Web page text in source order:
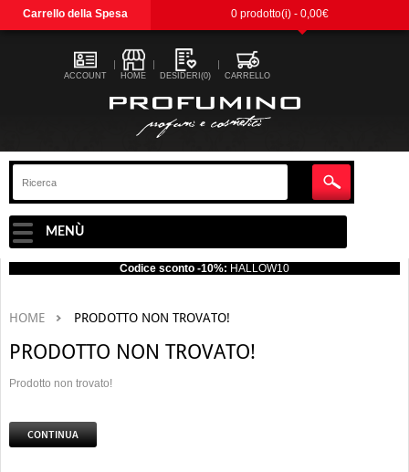
Carrello della Spesa 0 prodotto(i) - 0,00€
ACCOUNT HOME DESIDERI(0) CARRELLO
MENÙ
Codice sconto -10%: HALLOW10
HOME PRODOTTO NON TROVATO!
PRODOTTO NON TROVATO!
Prodotto non trovato!
CONTINUA